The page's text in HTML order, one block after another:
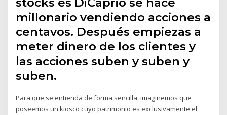
millonario vendiendo acciones a
centavos. Después empiezas a
meter dinero de los clientes y
las acciones suben y suben y
suben.
Para que se entienda de forma sencilla, imaginemos que
poseemos un kiosco cuyo patrimonio es exclusivamente el